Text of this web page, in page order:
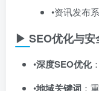
•资讯发布
▶ SEO优化与安
•​深度SEO优化
•​地域关键词 ：